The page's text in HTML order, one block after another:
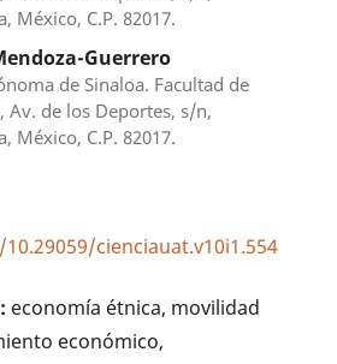
México, C.P. 82017.
Guerrero
de Sinaloa. Facultad de
Av. de los Deportes, s/n,
México, C.P. 82017.
cienciauat.v10i1.554
economía étnica, movilidad
económico,